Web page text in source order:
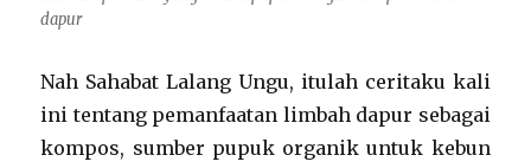
dapur
Nah Sahabat Lalang Ungu, itulah ceritaku kali
ini tentang pemanfaatan limbah dapur sebagai
kompos, sumber pupuk organik untuk kebun